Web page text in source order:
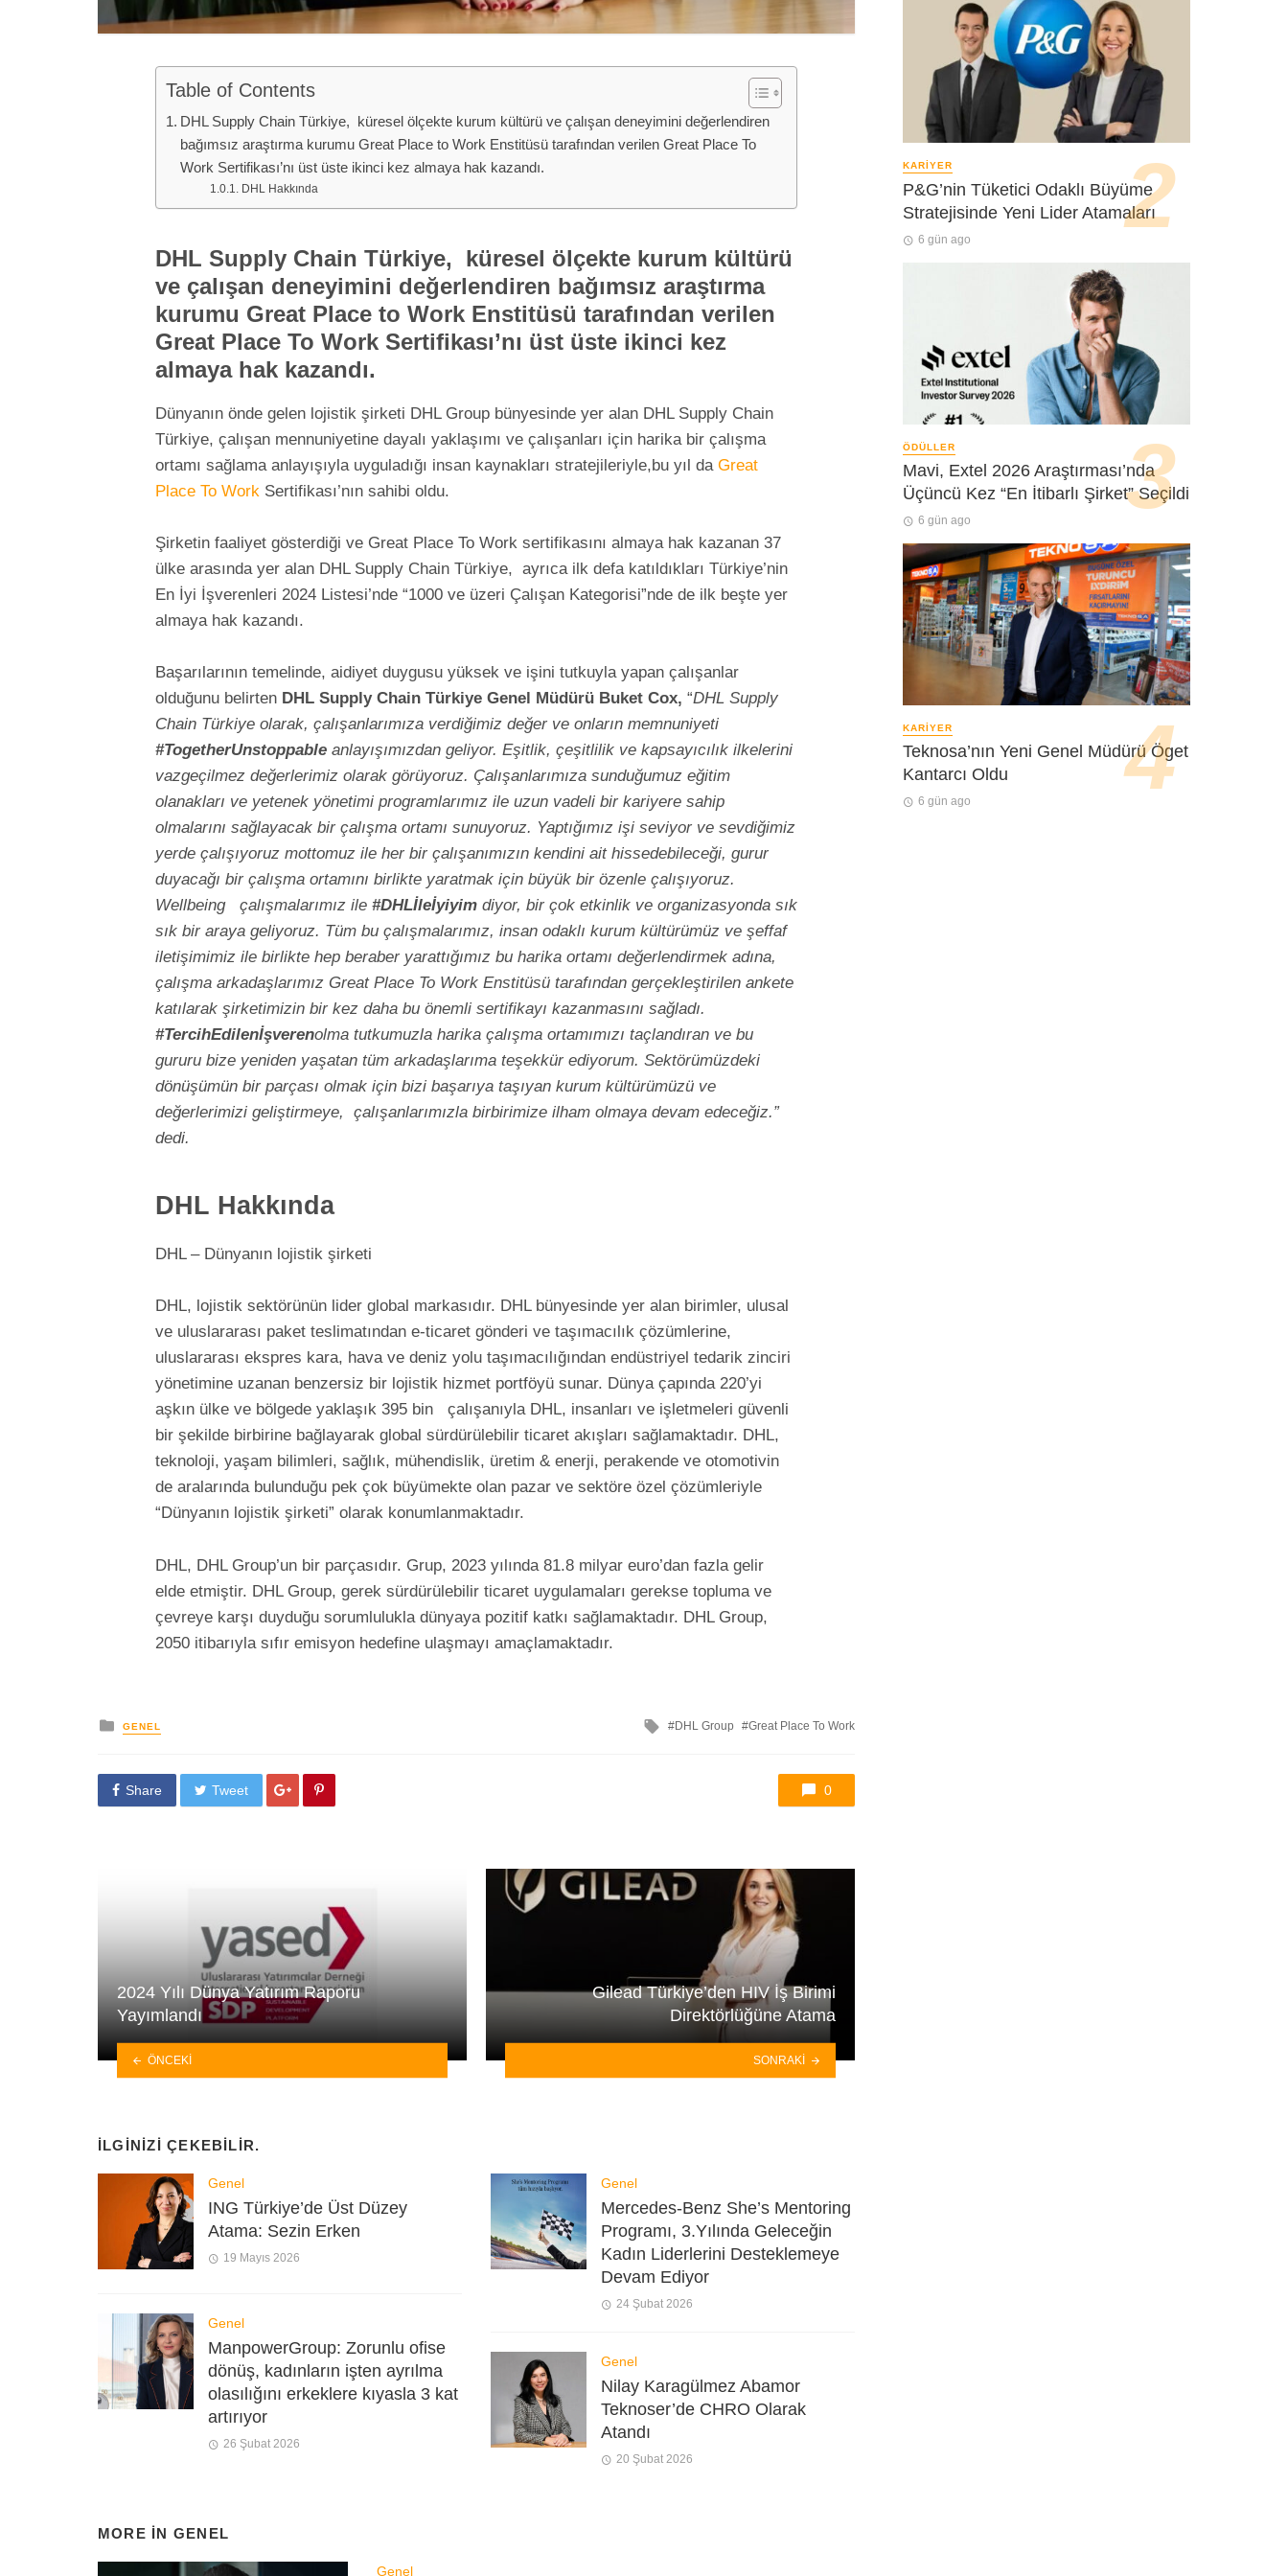
Table of Contents
DHL Supply Chain Türkiye, küresel ölçekte kurum kültürü ve çalışan deneyimini değerlendiren
bağımsız araştırma kurumu Great Place to Work Enstitüsü tarafından verilen Great Place To
Work Sertifikası’nı üst üste ikinci kez almaya hak kazandı.
DHL Hakkında
DHL Supply Chain Türkiye, küresel ölçekte kurum kültürü
ve çalışan deneyimini değerlendiren bağımsız araştırma
kurumu Great Place to Work Enstitüsü tarafından verilen
Great Place To Work Sertifikası’nı üst üste ikinci kez
almaya hak kazandı.
Dünyanın önde gelen lojistik şirketi DHL Group bünyesinde yer alan DHL Supply Chain
Türkiye, çalışan mennuniyetine dayalı yaklaşımı ve çalışanları için harika bir çalışma
ortamı sağlama anlayışıyla uyguladığı insan kaynakları stratejileriyle,bu yıl da Great
Place To Work Sertifikası’nın sahibi oldu.
Şirketin faaliyet gösterdiği ve Great Place To Work sertifikasını almaya hak kazanan 37
ülke arasında yer alan DHL Supply Chain Türkiye, ayrıca ilk defa katıldıkları Türkiye’nin
En İyi İşverenleri 2024 Listesi’nde “1000 ve üzeri Çalışan Kategorisi”nde de ilk beşte yer
almaya hak kazandı.
Başarılarının temelinde, aidiyet duygusu yüksek ve işini tutkuyla yapan çalışanlar
olduğunu belirten DHL Supply Chain Türkiye Genel Müdürü Buket Cox, “DHL Supply
Chain Türkiye olarak, çalışanlarımıza verdiğimiz değer ve onların memnuniyeti
#TogetherUnstoppable anlayışımızdan geliyor. Eşitlik, çeşitlilik ve kapsayıcılık ilkelerini
vazgeçilmez değerlerimiz olarak görüyoruz. Çalışanlarımıza sunduğumuz eğitim
olanakları ve yetenek yönetimi programlarımız ile uzun vadeli bir kariyere sahip
olmalarını sağlayacak bir çalışma ortamı sunuyoruz. Yaptığımız işi seviyor ve sevdiğimiz
yerde çalışıyoruz mottomuz ile her bir çalışanımızın kendini ait hissedebileceği, gurur
duyacağı bir çalışma ortamını birlikte yaratmak için büyük bir özenle çalışıyoruz.
Wellbeing çalışmalarımız ile #DHLİleİyiyim diyor, bir çok etkinlik ve organizasyonda sık
sık bir araya geliyoruz. Tüm bu çalışmalarımız, insan odaklı kurum kültürümüz ve şeffaf
iletişimimiz ile birlikte hep beraber yarattığımız bu harika ortamı değerlendirmek adına,
çalışma arkadaşlarımız Great Place To Work Enstitüsü tarafından gerçekleştirilen ankete
katılarak şirketimizin bir kez daha bu önemli sertifikayı kazanmasını sağladı.
#TercihEdilenİşverenolma tutkumuzla harika çalışma ortamımızı taçlandıran ve bu
gururu bize yeniden yaşatan tüm arkadaşlarıma teşekkür ediyorum. Sektörümüzdeki
dönüşümün bir parçası olmak için bizi başarıya taşıyan kurum kültürümüzü ve
değerlerimizi geliştirmeye, çalışanlarımızla birbirimize ilham olmaya devam edeceğiz.”
dedi.
DHL Hakkında
DHL – Dünyanın lojistik şirketi
DHL, lojistik sektörünün lider global markasıdır. DHL bünyesinde yer alan birimler, ulusal
ve uluslararası paket teslimatından e-ticaret gönderi ve taşımacılık çözümlerine,
uluslararası ekspres kara, hava ve deniz yolu taşımacılığından endüstriyel tedarik zinciri
yönetimine uzanan benzersiz bir lojistik hizmet portföyü sunar. Dünya çapında 220’yi
aşkın ülke ve bölgede yaklaşık 395 bin çalışanıyla DHL, insanları ve işletmeleri güvenli
bir şekilde birbirine bağlayarak global sürdürülebilir ticaret akışları sağlamaktadır. DHL,
teknoloji, yaşam bilimleri, sağlık, mühendislik, üretim & enerji, perakende ve otomotivin
de aralarında bulunduğu pek çok büyümekte olan pazar ve sektöre özel çözümleriyle
“Dünyanın lojistik şirketi” olarak konumlanmaktadır.
DHL, DHL Group’un bir parçasıdır. Grup, 2023 yılında 81.8 milyar euro’dan fazla gelir
elde etmiştir. DHL Group, gerek sürdürülebilir ticaret uygulamaları gerekse topluma ve
çevreye karşı duyduğu sorumlulukla dünyaya pozitif katkı sağlamaktadır. DHL Group,
2050 itibarıyla sıfır emisyon hedefine ulaşmayı amaçlamaktadır.
yayınlanan
GENEL
ileDHL Group Great Place To Work
Share Tweet 0
2024 Yılı Dünya Yatırım Raporu
Yayımlandı
ÖNCEKI
Gilead Türkiye’den HIV İş Birimi
Direktörlüğüne Atama
SONRAKI
İLGINIZI ÇEKEBILIR.
Genel
ING Türkiye’de Üst Düzey
Atama: Sezin Erken
19 Mayıs 2026
Genel
ManpowerGroup: Zorunlu ofise
dönüş, kadınların işten ayrılma
olasılığını erkeklere kıyasla 3 kat
artırıyor
26 Şubat 2026
Genel
Mercedes-Benz She’s Mentoring
Programı, 3.Yılında Geleceğin
Kadın Liderlerini Desteklemeye
Devam Ediyor
24 Şubat 2026
Genel
Nilay Karagülmez Abamor
Teknoser’de CHRO Olarak
Atandı
20 Şubat 2026
MORE IN GENEL
Genel
KARIYER
P&G’nin Tüketici Odaklı Büyüme
Stratejisinde Yeni Lider Atamaları
6 gün ago
ÖDÜLLER
Mavi, Extel 2026 Araştırması’nda
Üçüncü Kez “En İtibarlı Şirket” Seçildi
6 gün ago
KARIYER
Teknosa’nın Yeni Genel Müdürü Öget
Kantarcı Oldu
6 gün ago